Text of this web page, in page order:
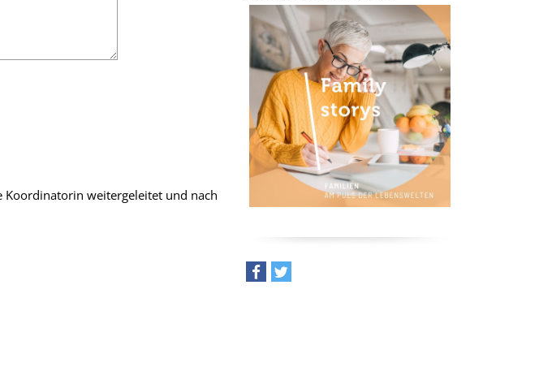
Koordinatorin weitergeleitet und nach